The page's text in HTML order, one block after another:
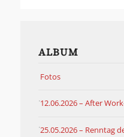
ALBUM
Fotos
12.06.2026 – After
25.05.2026 – Renntag